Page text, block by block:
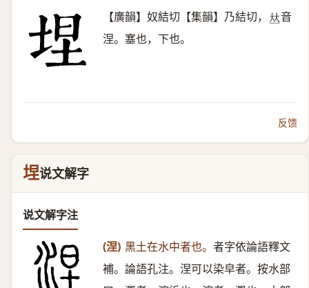
【廣韻】奴結切【集韻】乃結切， 𠀤音
涅。塞也，下也。
反馈
㘿说文解字
说文解字注
(涅) 黑土在水中者也。 者字依論語釋文
補。論語孔注。涅可以染皁者。按水部